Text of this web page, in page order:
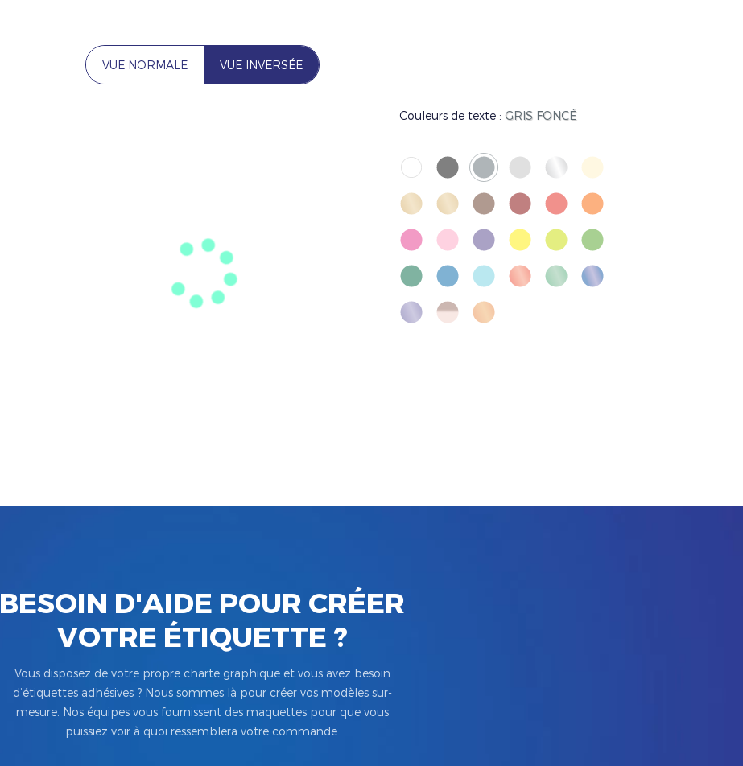
VUE NORMALE VUE INVERSÉE
Couleurs de texte : GRIS FONCÉ
BESOIN D'AIDE POUR CRÉER
VOTRE ÉTIQUETTE ?
Vous disposez de votre propre charte graphique et vous avez besoin
d’étiquettes adhésives ? Nous sommes là pour créer vos modèles sur-
mesure. Nos équipes vous fournissent des maquettes pour que vous
puissiez voir à quoi ressemblera votre commande.